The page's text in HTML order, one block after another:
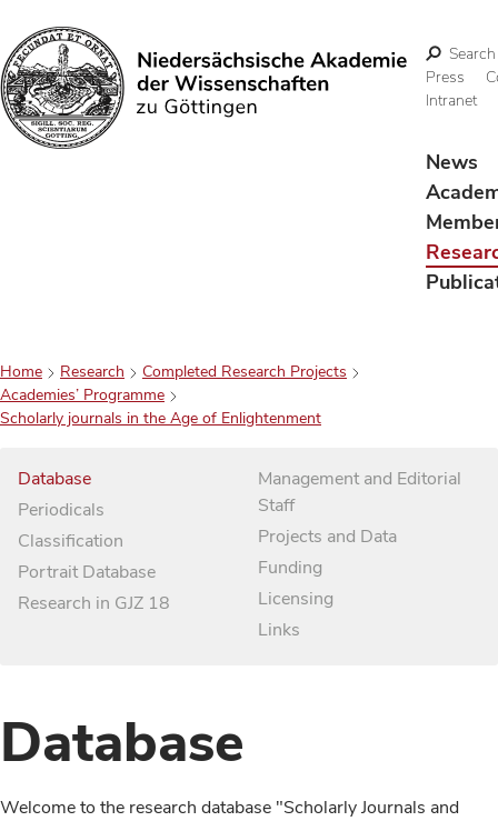
Search
Search
Press
Intranet
News
Home Research
Completed Research Projects
Academies’ Programme
Scholarly journals in the Age of Enlightenment
Database
Periodicals
Classification
Portrait Database
Research in GJZ 18
Management and Editorial
Staff
Projects and Data
Funding
Licensing
Links
Database
Welcome to the research database "Scholarly Journals and